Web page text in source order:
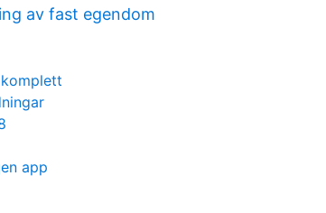
av fast egendom
app